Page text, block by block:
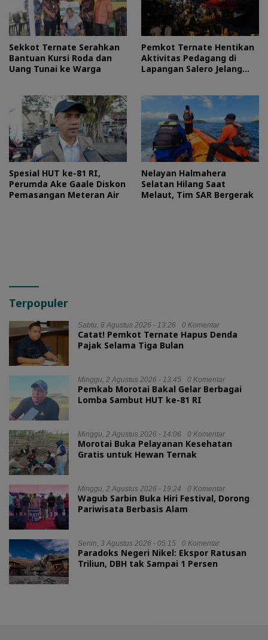
Sekkot Ternate Serahkan
Bantuan Kursi Roda dan
Uang Tunai ke Warga
Pemkot Ternate Hentikan
Aktivitas Pedagang di
Lapangan Salero Jelang
Spesial HUT ke-81 RI,
Perumda Ake Gaale Diskon
Pemasangan Meteran Air
Nelayan Halmahera
Selatan Hilang Saat
Melaut, Tim SAR Bergerak
Terpopuler
Sabtu, 8 Agustus 2026 - 13:26 0 Komentar
Catat! Pemkot Ternate Hapus Denda
Pajak Selama Tiga Bulan
Minggu, 2 Agustus 2026 - 13:45 0 Komentar
Pemkab Morotai Bakal Gelar Berbagai
Lomba Sambut HUT ke-81 RI
Minggu, 2 Agustus 2026 - 14:06 0 Komentar
Morotai Buka Pelayanan Kesehatan
Gratis untuk Hewan Ternak
Minggu, 2 Agustus 2026 - 19:24 0 Komentar
Wagub Sarbin Buka Hiri Festival, Dorong
Pariwisata Berbasis Alam
Senin, 3 Agustus 2026 - 05:15 0 Komentar
Paradoks Negeri Nikel: Ekspor Ratusan
Triliun, DBH tak Sampai 1 Persen